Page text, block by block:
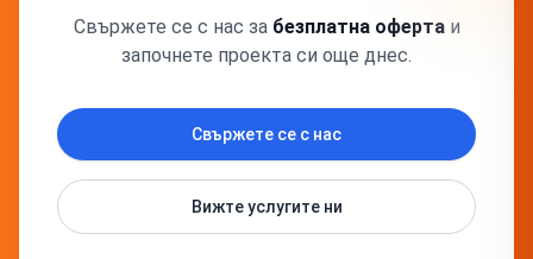
Свържете се с нас за безплатна оферта и
започнете проекта си още днес.
Свържете се с нас
Вижте услугите ни